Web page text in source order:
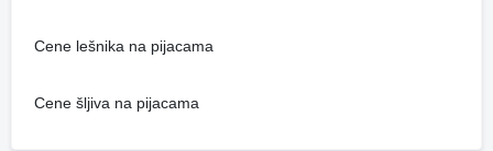
Cene lešnika na pijacama
Cene šljiva na pijacama